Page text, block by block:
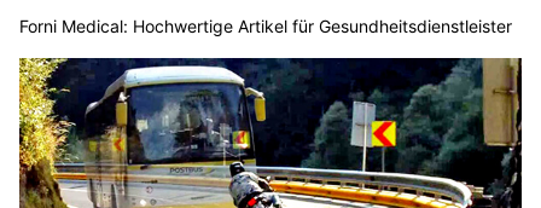
Forni Medical: Hochwertige Artikel für Gesundheitsdienstleister